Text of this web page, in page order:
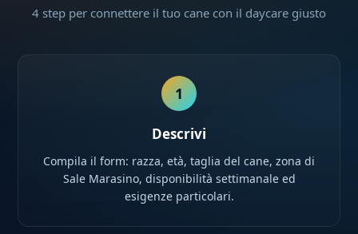
4 step per connettere il tuo cane con il daycare giusto
1
Descrivi
Compila il form: razza, età, taglia del cane, zona di
Sale Marasino, disponibilità settimanale ed
esigenze particolari.